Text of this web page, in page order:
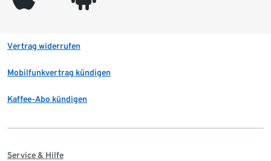
Vertrag widerrufen
Mobilfunkvertrag kündigen
Kaffee-Abo kündigen
Service & Hilfe